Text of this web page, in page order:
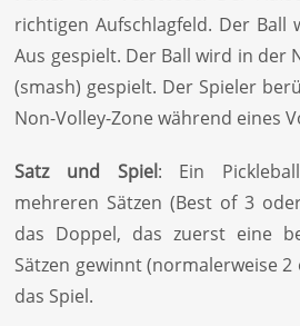
richtigen Aufschlagfeld. Der Ball
Aus gespielt. Der Ball wird in der
(smash) gespielt. Der Spieler
Non-Volley-Zone während eines
Satz und Spiel: Ein
mehreren Sätzen (Best of 3
das Doppel, das zuerst eine
Sätzen gewinnt (normalerweise 2
das Spiel.